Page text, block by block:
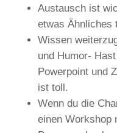
Austausch ist
etwas Ähnliches
Wissen
und Humor-
Powerpoint und
ist toll.
Wenn du die
einen Workshop